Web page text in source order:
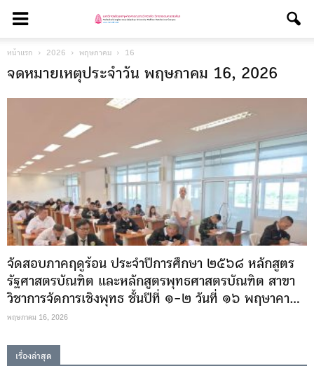
หน้าแรก 2026 พฤษภาคม 16
จดหมายเหตุประจำวัน พฤษภาคม 16, 2026
จัดสอบภาคฤดูร้อน ประจำปีการศึกษา ๒๕๖๘ หลักสูตร
รัฐศาสตรบัณฑิต และหลักสูตรพุทธศาสตรบัณฑิต สาขา
วิชาการจัดการเชิงพุทธ ชั้นปีที่ ๑-๒ วันที่ ๑๖ พฤษาคา...
พฤษภาคม 16, 2026
เรื่องล่าสุด